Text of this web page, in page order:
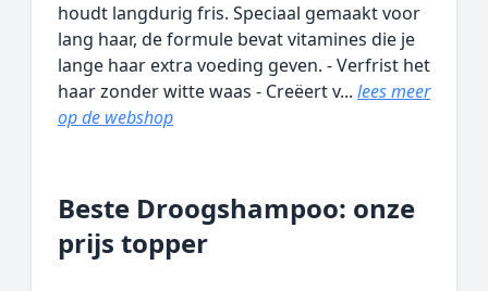
houdt langdurig fris. Speciaal gemaakt voor
lang haar, de formule bevat vitamines die je
lange haar extra voeding geven. - Verfrist het
haar zonder witte waas - Creëert v... lees meer
op de webshop
Beste Droogshampoo: onze
prijs topper